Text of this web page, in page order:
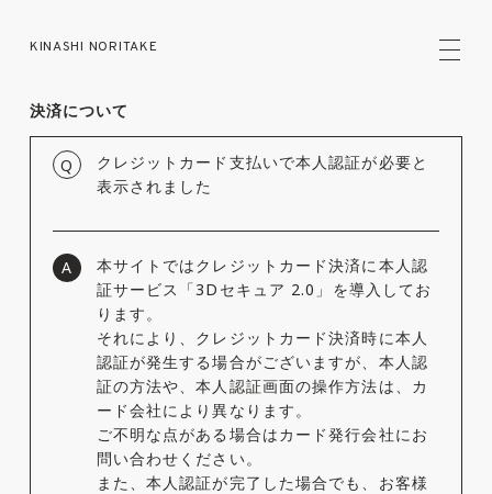
KINASHI NORITAKE
決済について
Q
クレジットカード支払いで本人認証が必要と
表示されました
A
本サイトではクレジットカード決済に本人認
証サービス「3Dセキュア 2.0」を導入してお
ります。
それにより、クレジットカード決済時に本人
認証が発生する場合がございますが、本人認
証の方法や、本人認証画面の操作方法は、カ
ード会社により異なります。
ご不明な点がある場合はカード発行会社にお
問い合わせください。
また、本人認証が完了した場合でも、お客様